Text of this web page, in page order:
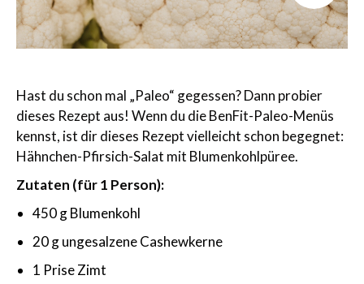
Hast du schon mal „Paleo“ gegessen? Dann probier
dieses Rezept aus! Wenn du die BenFit-Paleo-Menüs
kennst, ist dir dieses Rezept vielleicht schon begegnet:
Hähnchen-Pfirsich-Salat mit Blumenkohlpüree.
Zutaten (für 1 Person):
450 g Blumenkohl
20 g ungesalzene Cashewkerne
1 Prise Zimt